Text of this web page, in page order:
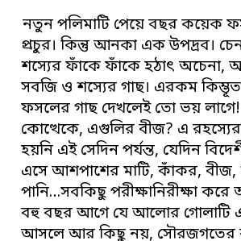
নতুন পলিমাটি পেয়ে বছর কয়েক
প্রচুর। কিন্তু আনকা এক উপদ্রব।
শস্যের ফাঁকে ফাঁকে হঠাৎ অচেনা,
সবজি ও শস্যের গাছ। এরকম
ফসলের গাছ দেখলেই তো ভয়
কোত্থেকে, এগুলির বীজ? এ
হয়নি এই সেদিন পর্যন্ত, যেদিন
এসে আশপাশের মাটি, কাঁকর,
পানি…সবকিছু পরীক্ষানিরীক্ষা
বহু বছর আগে যে আলোর গোলাটি
আসলে আর কিছু নয়, সৌরজগতের